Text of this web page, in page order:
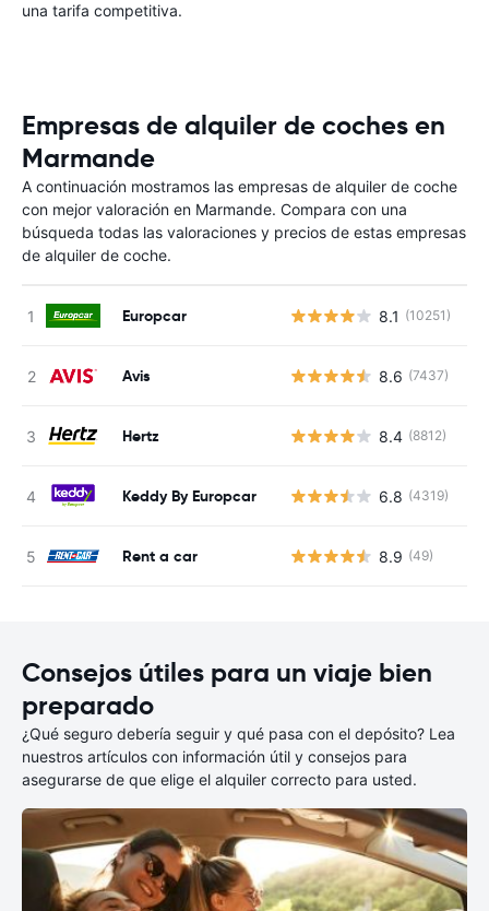
una tarifa competitiva.
Empresas de alquiler de coches en
Marmande
A continuación mostramos las empresas de alquiler de coche
con mejor valoración en Marmande. Compara con una
búsqueda todas las valoraciones y precios de estas empresas
de alquiler de coche.
Europcar 8.1 (10251)
Avis 8.6 (7437)
Hertz 8.4 (8812)
Keddy By Europcar 6.8 (4319)
Rent a car 8.9 (49)
Consejos útiles para un viaje bien
preparado
¿Qué seguro debería seguir y qué pasa con el depósito? Lea
nuestros artículos con información útil y consejos para
asegurarse de que elige el alquiler correcto para usted.